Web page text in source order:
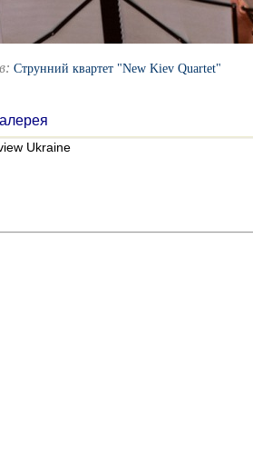
Струнний квартет "New Kiev Quartet"
Ukraine